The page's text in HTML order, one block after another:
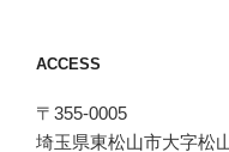
ACCESS
〒355-0005
埼玉県東松山市大字松